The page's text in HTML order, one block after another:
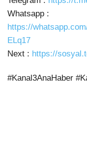
Whatsapp :
https://
ELq17
Next : https://
#Kanal3AnaHaber